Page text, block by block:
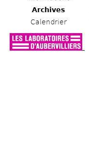
Archives
Calendrier